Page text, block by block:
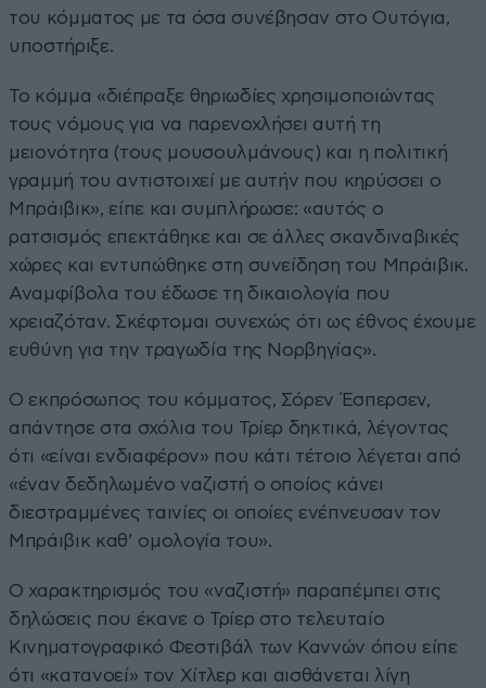
του κόμματος με τα όσα συνέβησαν στο Ουτόγια,
υποστήριξε.
Το κόμμα «διέπραξε θηριωδίες χρησιμοποιώντας
τους νόμους για να παρενοχλήσει αυτή τη
μειονότητα (τους μουσουλμάνους) και η πολιτική
γραμμή του αντιστοιχεί με αυτήν που κηρύσσει ο
Μπράιβικ», είπε και συμπλήρωσε: «αυτός ο
ρατσισμός επεκτάθηκε και σε άλλες σκανδιναβικές
χώρες και εντυπώθηκε στη συνείδηση του Μπράιβικ.
Αναμφίβολα του έδωσε τη δικαιολογία που
χρειαζόταν. Σκέφτομαι συνεχώς ότι ως έθνος έχουμε
ευθύνη για την τραγωδία της Νορβηγίας».
Ο εκπρόσωπος του κόμματος, Σόρεν Έσπερσεν,
απάντησε στα σχόλια του Τρίερ δηκτικά, λέγοντας
ότι «είναι ενδιαφέρον» που κάτι τέτοιο λέγεται από
«έναν δεδηλωμένο ναζιστή ο οποίος κάνει
διεστραμμένες ταινίες οι οποίες ενέπνευσαν τον
Μπράιβικ καθ’ ομολογία του».
Ο χαρακτηρισμός του «ναζιστή» παραπέμπει στις
δηλώσεις που έκανε ο Τρίερ στο τελευταίο
Κινηματογραφικό Φεστιβάλ των Καννών όπου είπε
ότι «κατανοεί» τον Χίτλερ και αισθάνεται λίγη